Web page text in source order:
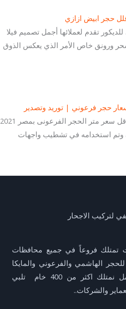
حجر ابيض ازازي
للديكور تقدم لعملائها أجمل تصميم فيلا
ورونق خاص الأمر الذي يعكس الذوق
حجر فرعوني | توريد وتصدير
تقدم شركة المصطفى للديمور أقل سعر متر الحجر الفرعونى بمصر 2021
وتم استخدامه في تشطيب واجهات
تمتلك فروعاً في جميع محافظات
الهاشمي والفرعوني والمايكا
والحجر الدبش والرخام كمل نمتلك اكثر من 400 خام تلبي
والشركات..